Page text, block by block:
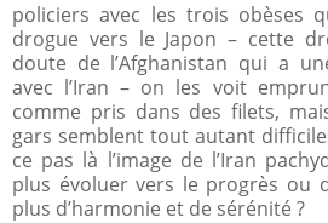
policiers avec les trois obèses
drogue vers le Japon – cette
doute de l’Afghanistan qui a
avec l’Iran – on les voit
comme pris dans des filets,
gars semblent tout autant
ce pas là l’image de l’Iran
plus évoluer vers le progrès ou
plus d’harmonie et de sérénité ?